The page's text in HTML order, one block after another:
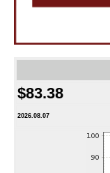
$83.38
2026.08.07